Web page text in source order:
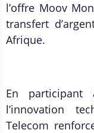
l’offre Moov
transfert
Afrique.
En participant
l’innovation
Telecom